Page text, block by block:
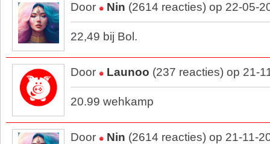
Door Nin (2614 reacties) op 22-05-
22,49 bij Bol.
Door Launoo (237 reacties) op 21-
20.99 wehkamp
Door Nin (2614 reacties) op 21-11-